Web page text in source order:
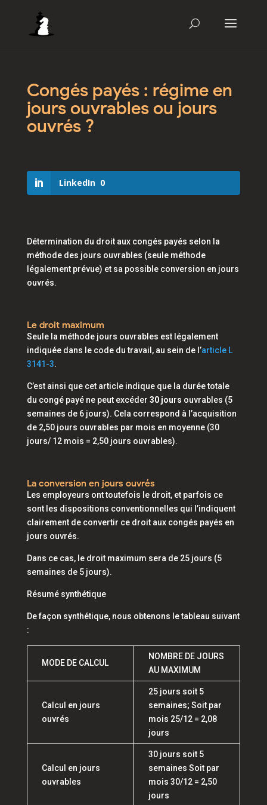
Congés payés : régime en
jours ouvrables ou jours
ouvrés ?
LinkedIn 0
Détermination du droit aux congés payés selon la
méthode des jours ouvrables (seule méthode
légalement prévue) et sa possible conversion en jours
ouvrés.
Le droit maximum
Seule la méthode jours ouvrables est légalement
indiquée dans le code du travail, au sein de l’article L
3141-3.
C’est ainsi que cet article indique que la durée totale
du congé payé ne peut excéder 30 jours ouvrables (5
semaines de 6 jours). Cela correspond à l’acquisition
de 2,50 jours ouvrables par mois en moyenne (30
jours/ 12 mois = 2,50 jours ouvrables).
La conversion en jours ouvrés
Les employeurs ont toutefois le droit, et parfois ce
sont les dispositions conventionnelles qui l’indiquent
clairement de convertir ce droit aux congés payés en
jours ouvrés.
Dans ce cas, le droit maximum sera de 25 jours (5
semaines de 5 jours).
Résumé synthétique
De façon synthétique, nous obtenons le tableau suivant
:
MODE DE CALCUL
NOMBRE DE JOURS
AU MAXIMUM
Calcul en jours
ouvrés
25 jours soit 5
semaines; Soit par
mois 25/12 = 2,08
jours
Calcul en jours
ouvrables
30 jours soit 5
semaines Soit par
mois 30/12 = 2,50
jours